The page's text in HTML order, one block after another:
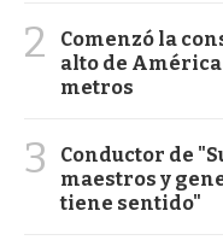
2
Comenzó la
alto de
metros
3
Conductor de
maestros y
tiene sentido"